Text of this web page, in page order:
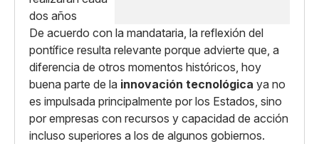
De acuerdo con la mandataria, la reflexión del
pontífice resulta relevante porque advierte que, a
diferencia de otros momentos históricos, hoy
buena parte de la innovación tecnológica ya no
es impulsada principalmente por los Estados, sino
por empresas con recursos y capacidad de acción
incluso superiores a los de algunos gobiernos.